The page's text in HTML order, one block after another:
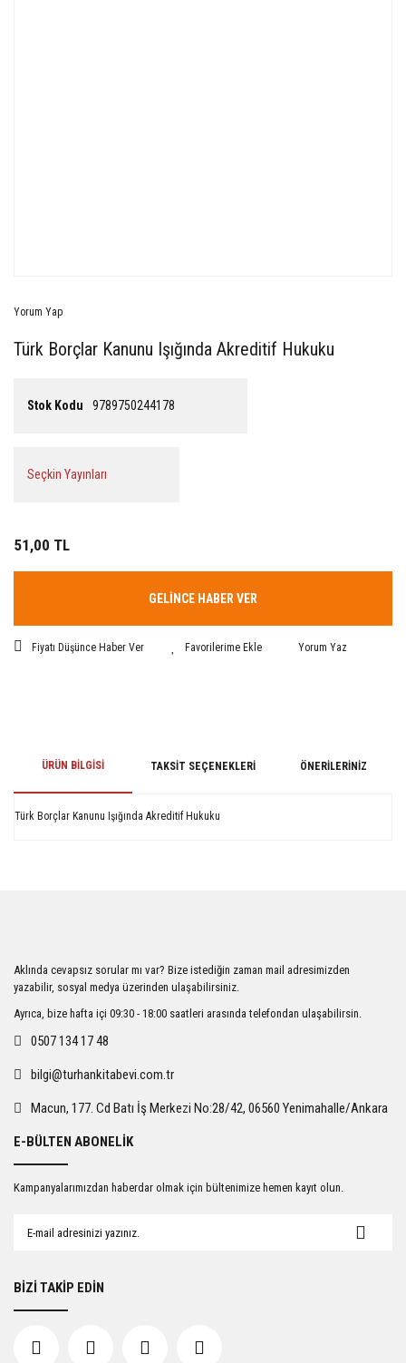
Yorum Yap
Türk Borçlar Kanunu Işığında Akreditif Hukuku
Stok Kodu 9789750244178
Seçkin Yayınları
51,00 TL
GELİNCE HABER VER
Fiyatı Düşünce Haber Ver Yorum Yaz
ÜRÜN BILGISI TAKSIT SEÇENEKLERI ÖNERILERINIZ
Türk Borçlar Kanunu Işığında Akreditif Hukuku
Ürün açıklamasında eksik bilgiler bulunuyor.
Ürün bilgilerinde hatalar bulunuyor.
Ürün fiyatı diğer sitelerden daha pahalı.
Gönder
Aklında cevapsız sorular mı var? Bize istediğin zaman mail adresimizden
yazabilir, sosyal medya üzerinden ulaşabilirsiniz.
Ayrıca, bize hafta içi 09:30 - 18:00 saatleri arasında telefondan ulaşabilirsin.
0507 134 17 48
bilgi@turhankitabevi.com.tr
Macun, 177. Cd Batı İş Merkezi No:28/42, 06560 Yenimahalle/Ankara
E-BÜLTEN ABONELİK
Kampanyalarımızdan haberdar olmak için bültenimize hemen kayıt olun.
BİZİ TAKİP EDİN